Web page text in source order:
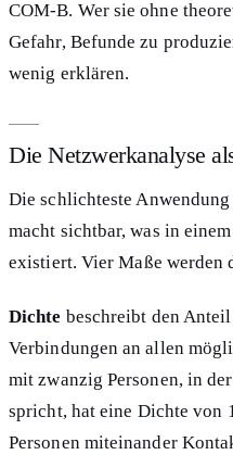
COM-B. Wer sie ohne
Gefahr, Befunde zu
wenig erklären.
Die Netzwerkanalyse
Die schlichteste
macht sichtbar, was in
existiert. Vier Maße werden
Dichte beschreibt den
Verbindungen an allen
mit zwanzig Personen, in
spricht, hat eine Dichte von
Personen miteinander